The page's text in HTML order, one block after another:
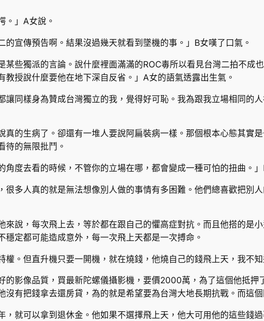
。」A女說。
的宣傳預告啊。結果沒過幾天就看到墜機的事。」B女嘆了口氣。
某些獨派的言論。說什麼裡面滿滿的ROC毒所以看見台灣二拍不成
教授說什麼要他在地下深自反省。」A女的語氣透露出生氣。
讓同樣身為贊成台灣獨立的我，覺得好可恥。我為跟我立場相同的
真的生病了。卻還有一堆人要說阿扁裝病一樣。那個根本心態其實
待的無限批鬥。
角度去看的時候，不管你的立場在哪，都會變成一種可怕的扭曲。
很多人真的就是無法想像別人做的事情有多困難。他們總喜歡把別
來說，每次飛上去，等於都在跟自己的懼高症對抗。而且他搭的是
定都可能造成意外，每一次飛上天都是一次搏命。
權。但直升機只要一開機，就在燒錢，他燒自己的錢飛上天，我不
的影像品質，買最新陀螺儀攝影機，要價2000萬，為了這個他抵押
沒有把錢拿去還房貸，為的就是希望要為台灣大地長期抗戰。而這
，就可以拿到退休金。他如果不選擇飛上天，他大可用他的這些錢